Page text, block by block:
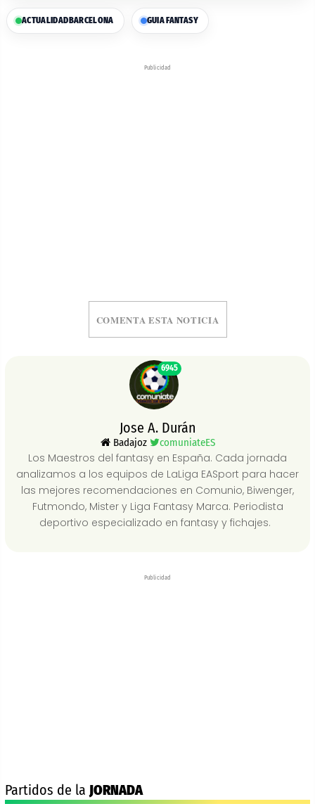
ACTUALIDAD BARCELONA GUIA FANTASY
Publicidad
COMENTA ESTA NOTICIA
6945
Jose A. Durán
Badajoz comuniateES
Los Maestros del fantasy en España. Cada jornada
analizamos a los equipos de LaLiga EASport para hacer
las mejores recomendaciones en Comunio, Biwenger,
Futmondo, Mister y Liga Fantasy Marca. Periodista
deportivo especializado en fantasy y fichajes.
Publicidad
Partidos de la JORNADA